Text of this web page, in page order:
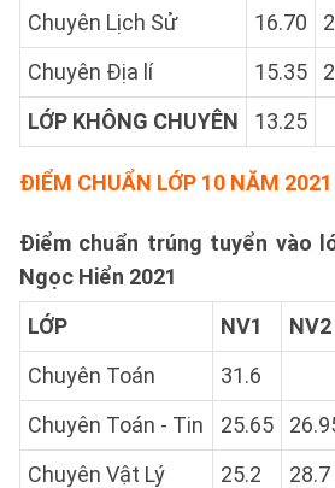
Chuyên Lịch Sử
16.70
Chuyên Địa lí
15.35
LỚP KHÔNG CHUYÊN
13.25
ĐIỂM CHUẨN LỚP 10 NĂM
Điểm chuẩn trúng tuyển vào
Ngọc Hiển 2021
LỚP
NV1
NV2
Chuyên Toán
31.6
Chuyên Toán - Tin
25.65
Chuyên Vật Lý
25.2
28.7